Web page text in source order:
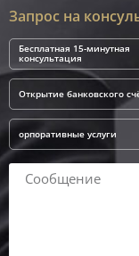
Запрос на
Бесплатная 15-минутная
консультация
Открытие банковского
орпоративные услуги